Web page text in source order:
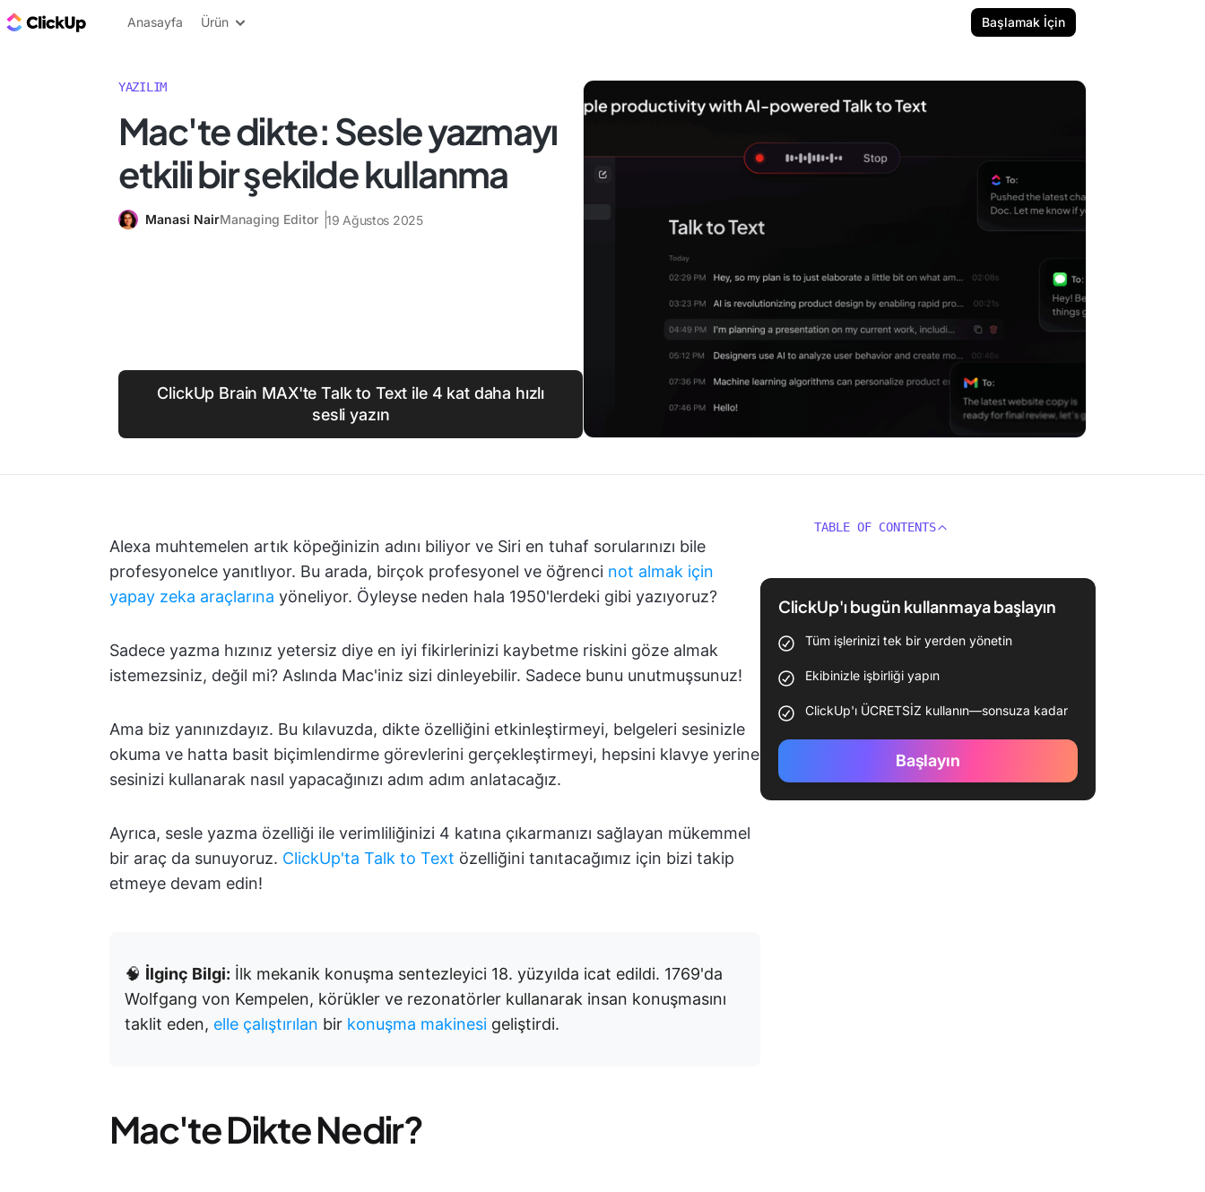
ClickUp Blog
Anasayfa Ürün Başlamak İçin
YAZILIM
Mac'te dikte: Sesle yazmayı
etkili bir şekilde kullanma
Manasi NairManaging Editor 19 Ağustos 2025
ClickUp Brain MAX'te Talk to Text ile 4 kat daha hızlı
sesli yazın
Alexa muhtemelen artık köpeğinizin adını biliyor ve Siri en tuhaf sorularınızı bile
profesyonelce yanıtlıyor. Bu arada, birçok profesyonel ve öğrenci not almak için
yapay zeka araçlarına yöneliyor. Öyleyse neden hala 1950'lerdeki gibi yazıyoruz?
Sadece yazma hızınız yetersiz diye en iyi fikirlerinizi kaybetme riskini göze almak
istemezsiniz, değil mi? Aslında Mac'iniz sizi dinleyebilir. Sadece bunu unutmuşsunuz!
Ama biz yanınızdayız. Bu kılavuzda, dikte özelliğini etkinleştirmeyi, belgeleri sesinizle
okuma ve hatta basit biçimlendirme görevlerini gerçekleştirmeyi, hepsini klavye yerine
sesinizi kullanarak nasıl yapacağınızı adım adım anlatacağız.
Ayrıca, sesle yazma özelliği ile verimliliğinizi 4 katına çıkarmanızı sağlayan mükemmel
bir araç da sunuyoruz. ClickUp'ta Talk to Text özelliğini tanıtacağımız için bizi takip
etmeye devam edin!
🧠 İlginç Bilgi: İlk mekanik konuşma sentezleyici 18. yüzyılda icat edildi. 1769'da
Wolfgang von Kempelen, körükler ve rezonatörler kullanarak insan konuşmasını
taklit eden, elle çalıştırılan bir konuşma makinesi geliştirdi.
Mac'te Dikte Nedir?
TABLE OF CONTENTS
ClickUp'ı bugün kullanmaya başlayın
Tüm işlerinizi tek bir yerden yönetin
Ekibinizle işbirliği yapın
ClickUp'ı ÜCRETSİZ kullanın—sonsuza kadar
Başlayın